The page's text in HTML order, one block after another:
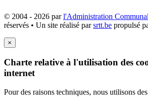
© 2004 - 2026 parl'Administration
réservés • Un site réalisé parsrtt.be propulsé
×
Charte relative à l'utilisation des
internet
Pour des raisons techniques, nous utilisons